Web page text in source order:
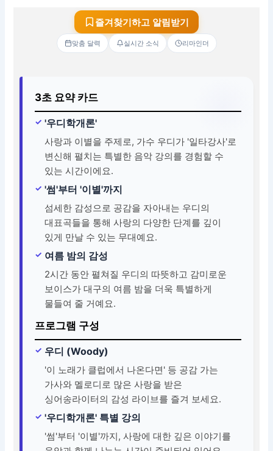
즐겨찾기하고 알림받기
맞춤 달력 실시간 소식 리마인더
3초 요약 카드
'우디학개론'
사랑과 이별을 주제로, 가수 우디가 '일타강사'로
변신해 펼치는 특별한 음악 강의를 경험할 수
있는 시간이에요.
'썸'부터 '이별'까지
섬세한 감성으로 공감을 자아내는 우디의
대표곡들을 통해 사랑의 다양한 단계를 깊이
있게 만날 수 있는 무대예요.
여름 밤의 감성
2시간 동안 펼쳐질 우디의 따뜻하고 감미로운
보이스가 대구의 여름 밤을 더욱 특별하게
물들여 줄 거예요.
프로그램 구성
우디 (Woody)
'이 노래가 클럽에서 나온다면' 등 공감 가는
가사와 멜로디로 많은 사랑을 받은
싱어송라이터의 감성 라이브를 즐겨 보세요.
'우디학개론' 특별 강의
'썸'부터 '이별'까지, 사랑에 대한 깊은 이야기를